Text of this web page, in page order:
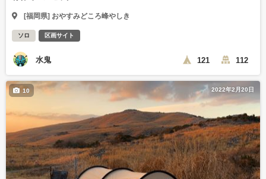
[福岡県] おやすみどころ峰やしき
ソロ 区画サイト
水鬼 121 112
2022年2月20日
10